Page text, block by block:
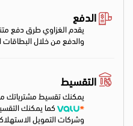
الدفع
يقدم الغزاوي طرق دفع
والدفع من خلال البطاقات
التقسيط
يمكنك تقسيط مشترياتك
كما يمكنك
وشركات التمويل